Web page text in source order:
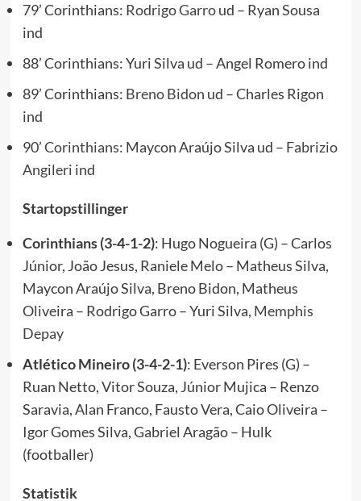
79’ Corinthians: Rodrigo Garroud – Ryan Sousa
ind
88’ Corinthians: Yuri Silva ud – Angel Romero ind
89’ Corinthians: Breno Bidon ud – Charles Rigon
ind
90’Corinthians: Maycon Araújo Silva ud – Fabrizio
Angileri ind
Startopstillinger
Corinthians (3-4-1-2): Hugo Nogueira (G) – Carlos
Júnior, João Jesus, Raniele Melo – Matheus Silva,
Maycon Araújo Silva, Breno Bidon, Matheus
Oliveira – Rodrigo Garro – Yuri Silva, Memphis
Depay
Atlético Mineiro (3-4-2-1): Everson Pires (G) –
Ruan Netto, Vitor Souza, Júnior Mujica – Renzo
Saravia, Alan Franco, Fausto Vera, Caio Oliveira –
Igor Gomes Silva, Gabriel Aragão – Hulk
(footballer)
Statistik